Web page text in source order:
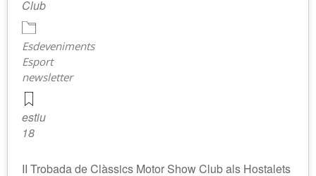
Club
Esdeveniments
Esport
newsletter
estiu
18
II Trobada de Clàssics Motor Show Club als Hostalets